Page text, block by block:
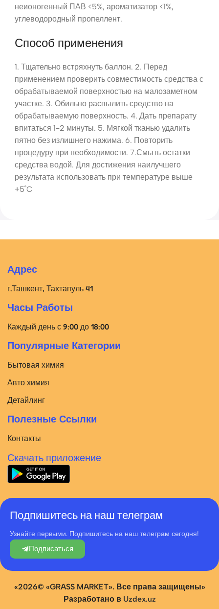
неионогенный ПАВ <5%, ароматизатор <1%,
углеводородный пропеллент.
Способ применения
1. Тщательно встряхнуть баллон. 2. Перед
применением проверить совместимость средства с
обрабатываемой поверхностью на малозаметном
участке. 3. Обильно распылить средство на
обрабатываемую поверхность. 4. Дать препарату
впитаться 1-2 минуты. 5. Мягкой тканью удалить
пятно без излишнего нажима. 6. Повторить
процедуру при необходимости. 7.Смыть остатки
средства водой. Для достижения наилучшего
результата использовать при температуре выше
+5˚C
Адрес
г.Ташкент, Тахтапуль 41
Часы Работы
Каждый день с 9:00 до 18:00
Популярные Категории
Бытовая химия
Авто химия
Детайлинг
Полезные Ссылки
Контакты
Скачать приложение
Подпишитесь на наш телеграм
Узнайте первыми. Подпишитесь на наш телеграм сегодня!
Подписаться
«2026© «GRASS MARKET». Все права защищены»
Разработано в Uzdex.uz